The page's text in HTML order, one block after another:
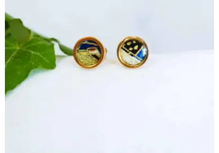
être
choisies
sur
la
page
produit